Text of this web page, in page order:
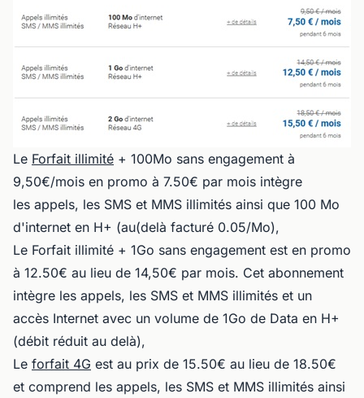
Le Forfait illimité + 100Mo sans engagement à
9,50€/mois en promo à 7.50€ par mois intègre
les appels, les SMS et MMS illimités ainsi que 100 Mo
d'internet en H+ (au(delà facturé 0.05/Mo),
Le Forfait illimité + 1Go sans engagement est en promo
à 12.50€ au lieu de 14,50€ par mois. Cet abonnement
intègre les appels, les SMS et MMS illimités et un
accès Internet avec un volume de 1Go de Data en H+
(débit réduit au delà),
Le forfait 4G est au prix de 15.50€ au lieu de 18.50€
et comprend les appels, les SMS et MMS illimités ainsi